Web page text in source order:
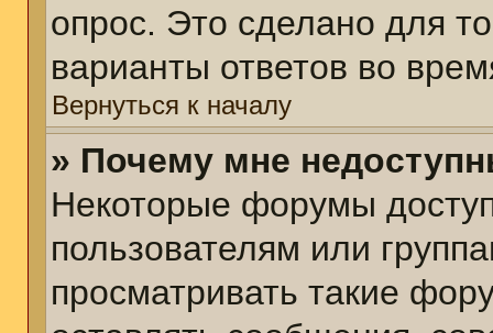
опрос. Это сделано для
варианты ответов во
Вернуться к началу
» Почему мне
Некоторые форумы
пользователям или
просматривать такие